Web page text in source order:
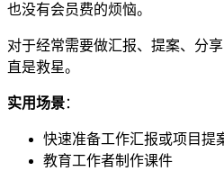
也没有会员费的烦恼。
对于经常需要做汇报、提案、分
直是救星。
实用场景：
快速准备工作汇报或项目提
教育工作者制作课件